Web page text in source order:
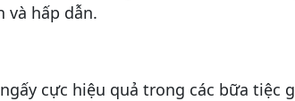
và hấp dẫn.
cực hiệu quả trong các bữa tiệc